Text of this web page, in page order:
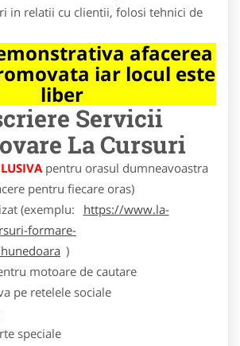
in relatii cu clientii, folosi tehnici de
afacerea
iar locul este
liber
Servicii
La Cursuri
pentru orasul dumneavoastra
pentru fiecare oras)
(exemplu:
https://www.la-
formare-
)
motoare de cautare
pe retelele sociale
speciale